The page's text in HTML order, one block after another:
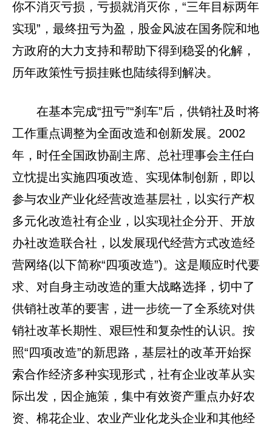
你不消灭亏损，亏损就消灭你，“三年目标两年
实现”，最终扭亏为盈，股金风波在国务院和地
方政府的大力支持和帮助下得到稳妥的化解，
历年政策性亏损挂账也陆续得到解决。
在基本完成“扭亏”“刹车”后，供销社及时将
工作重点调整为全面改造和创新发展。2002
年，时任全国政协副主席、总社理事会主任白
立忱提出实施四项改造、实现体制创新，即以
参与农业产业化经营改造基层社，以实行产权
多元化改造社有企业，以实现社企分开、开放
办社改造联合社，以发展现代经营方式改造经
营网络(以下简称“四项改造”)。这是顺应时代要
求、对自身主动改造的重大战略选择，切中了
供销社改革的要害，进一步统一了全系统对供
销社改革长期性、艰巨性和复杂性的认识。按
照“四项改造”的新思路，基层社的改革开始探
索合作经济多种实现形式，社有企业改革从实
际出发，因企施策，集中有效资产重点办好农
资、棉花企业、农业产业化龙头企业和其他经